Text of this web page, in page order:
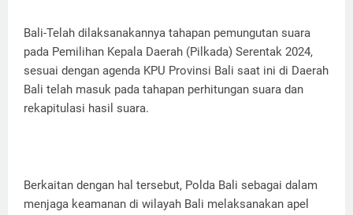
Bali-Telah dilaksanakannya tahapan pemungutan suara
pada Pemilihan Kepala Daerah (Pilkada) Serentak 2024,
sesuai dengan agenda KPU Provinsi Bali saat ini di Daerah
Bali telah masuk pada tahapan perhitungan suara dan
rekapitulasi hasil suara.
Berkaitan dengan hal tersebut, Polda Bali sebagai dalam
menjaga keamanan di wilayah Bali melaksanakan apel